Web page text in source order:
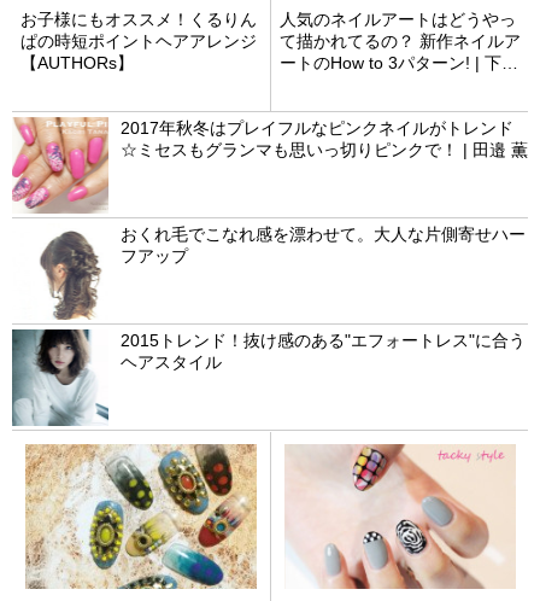
お子様にもオススメ！くるりん
ぱの時短ポイントヘアアレンジ
【AUTHORs】
人気のネイルアートはどうやっ
て描かれてるの？ 新作ネイルア
ートのHow to 3パターン! | 下田
2017年秋冬はプレイフルなピンクネイルがトレンド
☆ミセスもグランマも思いっ切りピンクで！ | 田邉 薫
おくれ毛でこなれ感を漂わせて。大人な片側寄せハー
フアップ
2015トレンド！抜け感のある"エフォートレス"に合う
ヘアスタイル